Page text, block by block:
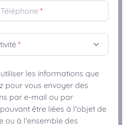
(MVP) de l'industrie de la
l'IA.
faire la part des choses
Téléphone *
*
les informations que
pour vous envoyer des
par e-mail ou par
être liées à l'objet de
ou à l'ensemble des